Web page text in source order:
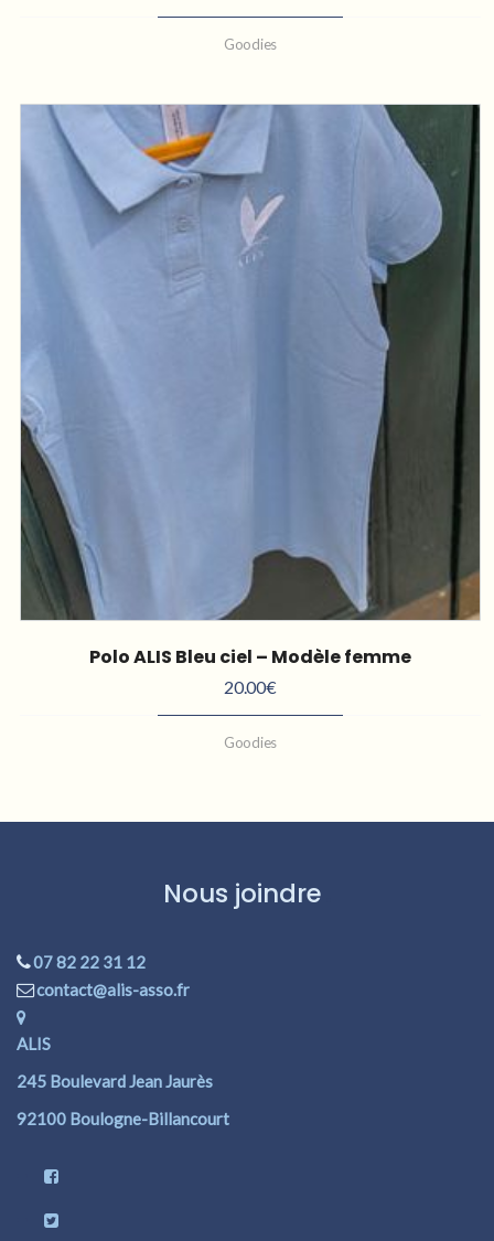
Goodies
Polo ALIS Bleu ciel – Modèle femme
20.00€
Goodies
Nous joindre
07 82 22 31 12
contact@alis-asso.fr
ALIS
245 Boulevard Jean Jaurès
92100 Boulogne-Billancourt